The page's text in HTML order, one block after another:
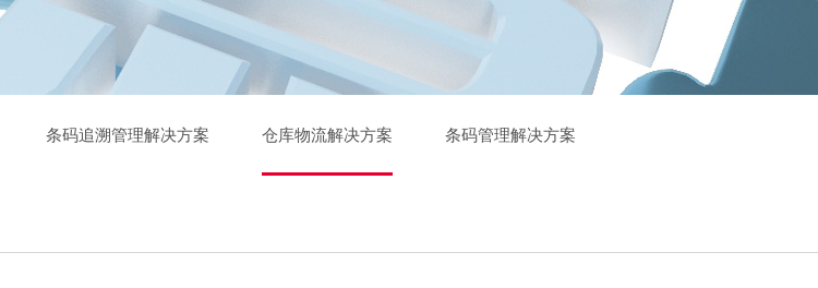
条码追溯管理解决方案 仓库物流解决方案 条码管理解决方案